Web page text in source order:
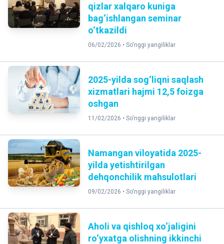
qizlar xalqaro kuniga
bag‘ishlangan seminar
o‘tkazildi
06/02/2026 • So'nggi yangiliklar
2025-yilda sog‘liqni saqlash
xizmatlari hajmi 12,5 foizga
oshgan
11/02/2026 • So'nggi yangiliklar
Namangan viloyatida 2025-
yilda yetishtirilgan
dehqonchilik mahsulotlari
09/02/2026 • So'nggi yangiliklar
Aholi va qishloq xo‘jaligini
ro‘yxatga olishning ikkinchi